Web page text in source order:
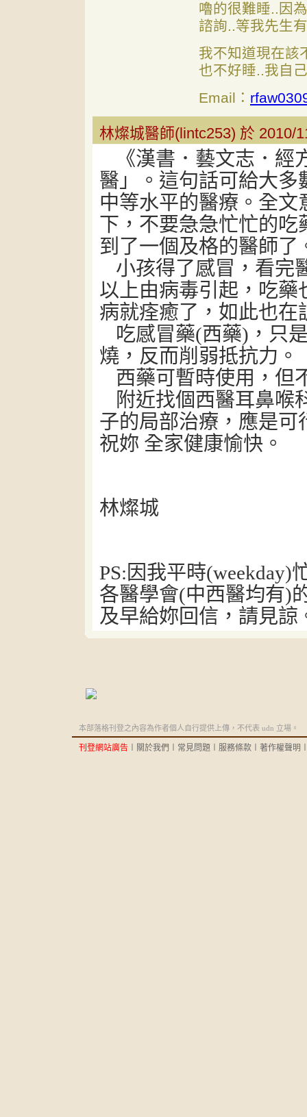
嚕的很難睡..因
諮詢..等我先生
我不知道現在該
也不好睡..我自
Email：
林燦城醫師(lintc253) 於 2010/
《漢書．藝文志．
醫」。這句話可給大
中等水平的醫療。全
下，不要急急忙忙的
到了一個及格的醫師了
小孩得了感冒，看完
以上由病毒引起，吃藥
病就痊癒了，如此也在
吃感冒藥(西藥) ，只
燒，反而削弱抵抗力。
西藥可暫時使用，但
附近找個西醫耳鼻喉
子的局部治療，應是可
祝妳 全家健康愉快。
林燦城
PS: 因我平時(weekday)
各醫學會(中西醫均有)
及早給妳回信，請見
本部落格刊登之內容為作者個人自行提供上傳，不代表 udn 立場。
刊登網站廣告 關於我們 常見問題 服務條款 著作權聲明